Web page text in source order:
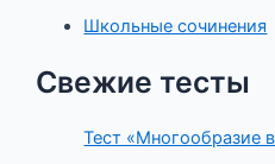
Школьные сочинения
Свежие тесты
Тест «Многообразие